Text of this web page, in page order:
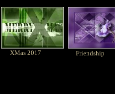
XMas 2017 Friendship